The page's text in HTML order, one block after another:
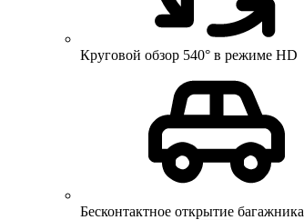
Круговой обзор 540° в режиме HD
Бесконтактное открытие багажника